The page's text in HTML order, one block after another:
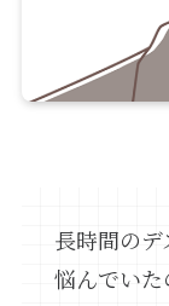
長時間の
悩んでい